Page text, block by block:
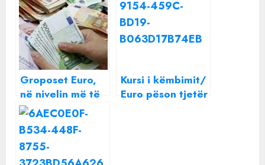
Groposet Euro,
në nivelin më të
ulët historik
Kursi i këmbimit/
Euro pëson tjetër